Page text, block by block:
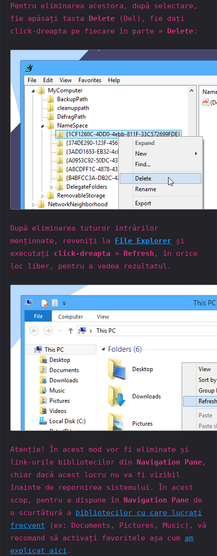
Pentru eliminarea acestora, după selectare,
fie apăsați tasta Delete (Del), fie dați
click-dreapta pe fiecare în parte » Delete:
După eliminarea tuturor intrărilor
menționate, reveniți la File Explorer și
executați click-dreapta » Refresh , în orice
loc liber, pentru a vedea rezultatul.
Atenție! În acest mod vor fi eliminate și
link-urile bibliotecilor din Navigation Pane,
chiar dacă acest lucru nu va fi vizibil
înainte de repornirea sistemului. În acest
scop, pentru a dispune în Navigation Pane de
o scurtătură a bibliotecilor cu care lucrați
frecvent (ex: Documents, Pictures, Music), vă
recomand să activați favoritele așa cum am
explicat aici .